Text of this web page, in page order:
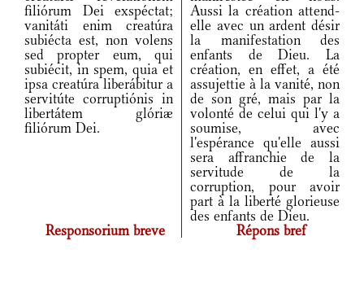
filiórum Dei exspéctat;
vanitáti enim creatúra
subiécta est, non volens
sed propter eum, qui
subiécit, in spem, quia et
ipsa creatúra liberábitur a
servitúte corruptiónis in
libertátem glóriæ
filiórum Dei.
Aussi la création attend-
elle avec un ardent désir
la manifestation des
enfants de Dieu. La
création, en effet, a été
assujettie à la vanité, non
de son gré, mais par la
volonté de celui qui l'y a
soumise, avec
l'espérance qu'elle aussi
sera affranchie de la
servitude de la
corruption, pour avoir
part à la liberté glorieuse
des enfants de Dieu.
Responsorium breve
Répons bref